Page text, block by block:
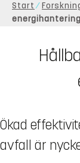
Start
energihantering
Ökad
avfall är